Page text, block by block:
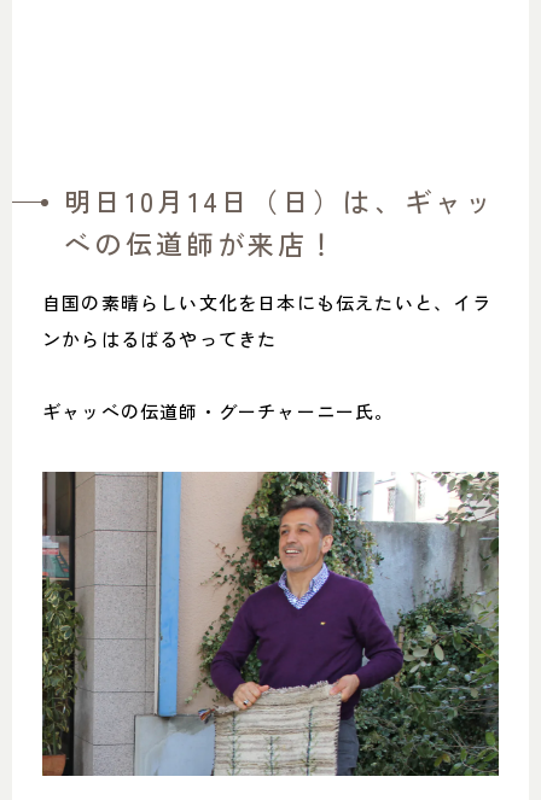
明日10月14日（日）は、ギャッ
ベの伝道師が来店！
自国の素晴らしい文化を日本にも伝えたいと、イラ
ンからはるばるやってきた
ギャッベの伝道師・グーチャーニー氏。